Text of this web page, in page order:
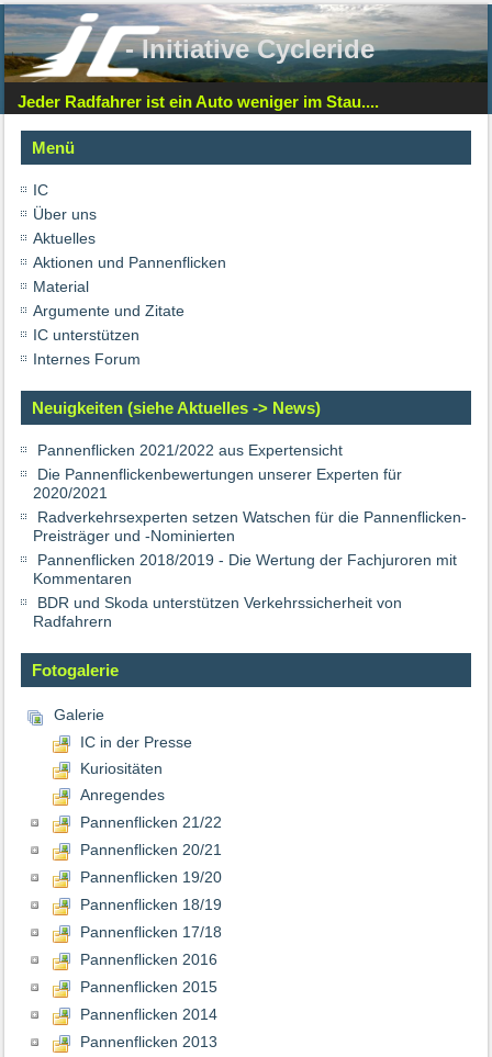
- Initiative Cycleride
Jeder Radfahrer ist ein Auto weniger im Stau....
Menü
IC
Über uns
Aktuelles
Aktionen und Pannenflicken
Material
Argumente und Zitate
IC unterstützen
Internes Forum
Neuigkeiten (siehe Aktuelles -> News)
Pannenflicken 2021/2022 aus Expertensicht
Die Pannenflickenbewertungen unserer Experten für
2020/2021
Radverkehrsexperten setzen Watschen für die Pannenflicken-
Preisträger und -Nominierten
Pannenflicken 2018/2019 - Die Wertung der Fachjuroren mit
Kommentaren
BDR und Skoda unterstützen Verkehrssicherheit von
Radfahrern
Fotogalerie
Galerie
IC in der Presse
Kuriositäten
Anregendes
Pannenflicken 21/22
Pannenflicken 20/21
Pannenflicken 19/20
Pannenflicken 18/19
Pannenflicken 17/18
Pannenflicken 2016
Pannenflicken 2015
Pannenflicken 2014
Pannenflicken 2013